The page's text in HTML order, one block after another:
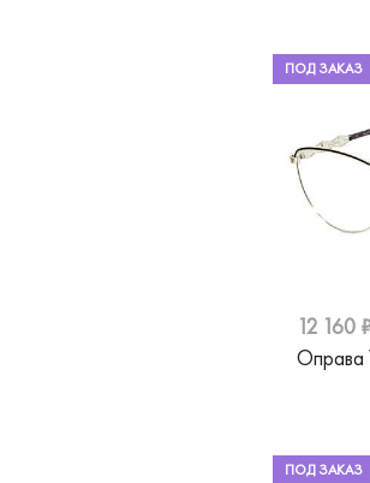
ПОД ЗАКАЗ
12 160
Оправа
ПОД ЗАКАЗ